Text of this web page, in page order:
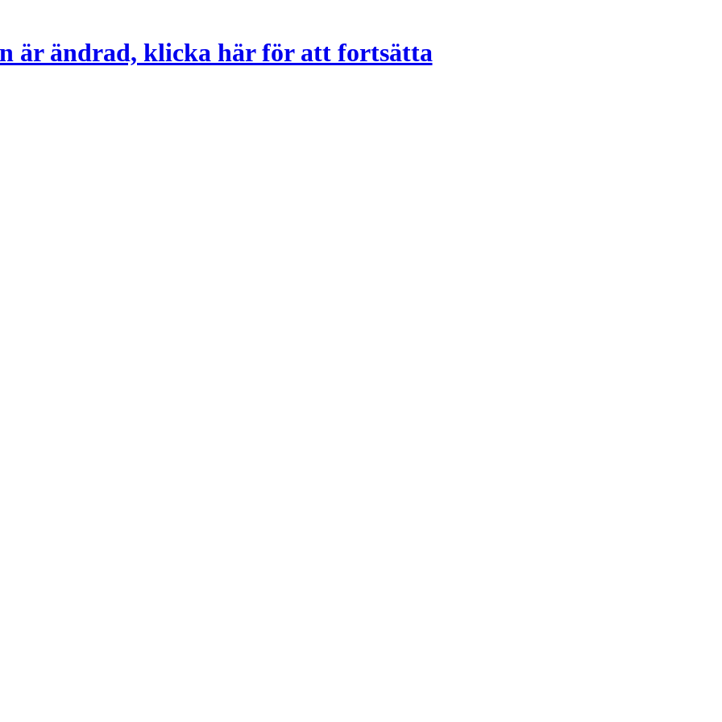
är ändrad, klicka här för att fortsätta